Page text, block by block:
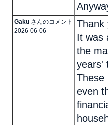
Gaku さんのコメント
2026-06-06
Thank
It was
the
years'
These
even